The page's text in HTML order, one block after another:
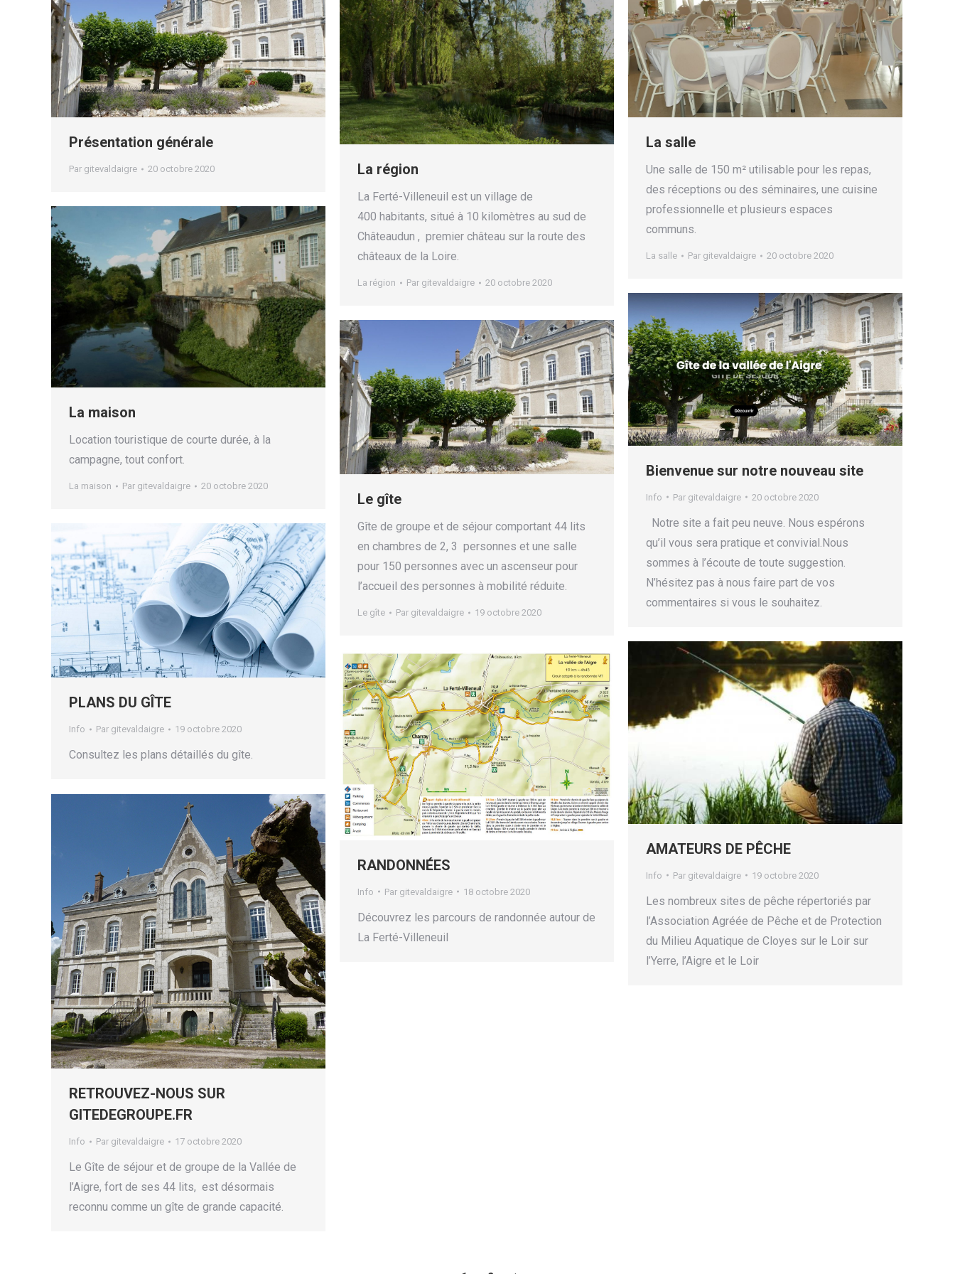
Présentation générale
Par gitevaldaigre 20 octobre 2020 La région
La Ferté-Villeneuil est un village de
400 habitants, situé à 10 kilomètres au sud de
Châteaudun , premier château sur la route des
châteaux de la Loire.
La région Par gitevaldaigre 20 octobre 2020
La salle
Une salle de 150 m² utilisable pour les repas,
des réceptions ou des séminaires, une cuisine
professionnelle et plusieurs espaces
communs.
La salle Par gitevaldaigre 20 octobre 2020
La maison
Location touristique de courte durée, à la
campagne, tout confort.
La maison Par gitevaldaigre 20 octobre 2020
Bienvenue sur notre nouveau site
Info Par gitevaldaigre 20 octobre 2020
Notre site a fait peu neuve. Nous espérons
qu’il vous sera pratique et convivial.Nous
sommes à l’écoute de toute suggestion.
N’hésitez pas à nous faire part de vos
commentaires si vous le souhaitez.
Le gîte
Gîte de groupe et de séjour comportant 44 lits
en chambres de 2, 3 personnes et une salle
pour 150 personnes avec un ascenseur pour
l’accueil des personnes à mobilité réduite.
Le gîte Par gitevaldaigre 19 octobre 2020
PLANS DU GÎTE
Info Par gitevaldaigre 19 octobre 2020
Consultez les plans détaillés du gîte.
AMATEURS DE PÊCHE
Info Par gitevaldaigre 19 octobre 2020
Les nombreux sites de pêche répertoriés par
l’Association Agréée de Pêche et de Protection
du Milieu Aquatique de Cloyes sur le Loir sur
l’Yerre, l’Aigre et le Loir
RANDONNÉES
Info Par gitevaldaigre 18 octobre 2020
Découvrez les parcours de randonnée autour de
La Ferté-Villeneuil
RETROUVEZ-NOUS SUR
GITEDEGROUPE.FR
Info Par gitevaldaigre 17 octobre 2020
Le Gîte de séjour et de groupe de la Vallée de
l’Aigre, fort de ses 44 lits, est désormais
reconnu comme un gîte de grande capacité.